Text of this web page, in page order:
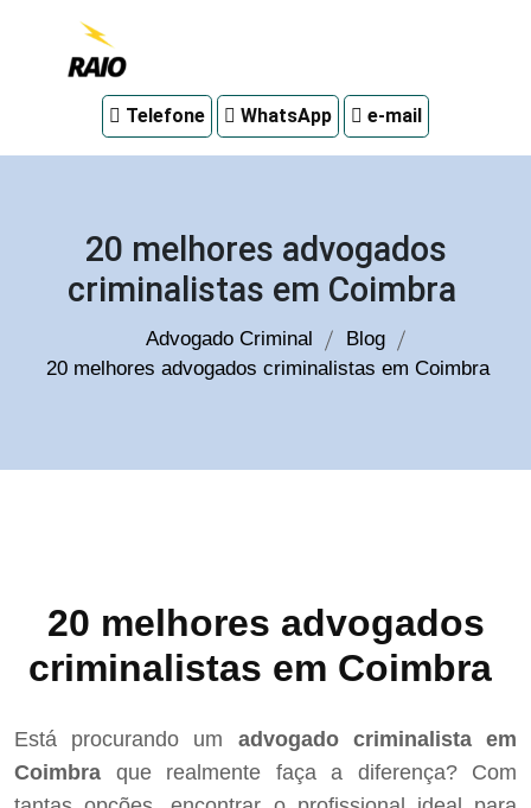
em
Telefone WhatsApp e-mail
20 melhores advogados
criminalistas em Coimbra
Advogado Criminal
Blog
20 melhores advogados criminalistas em Coimbra
20 melhores advogados
criminalistas em Coimbra
Está procurando um advogado criminalista em
Coimbra que realmente faça a diferença? Com